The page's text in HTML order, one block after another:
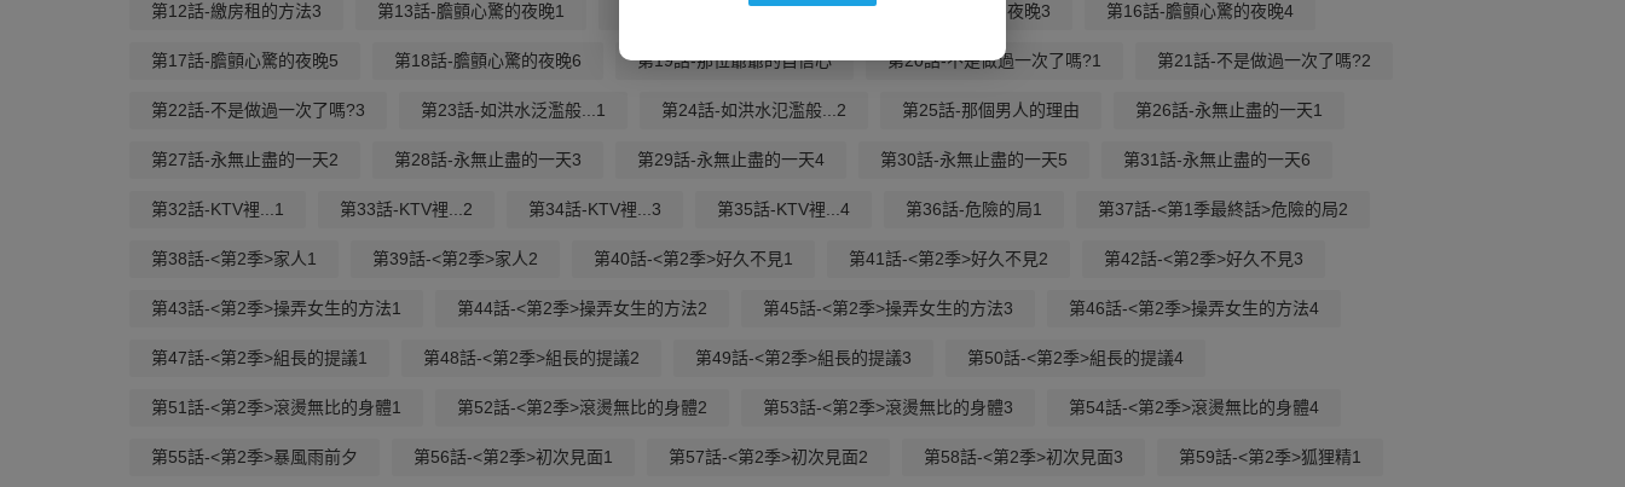
第12話-繳房租的方法3 第13話-膽顫心驚的夜晚1 第14話-膽顫心驚的夜晚2 第15話-膽顫心驚的夜晚3 第16話-膽顫心驚的夜晚4
第17話-膽顫心驚的夜晚5 第18話-膽顫心驚的夜晚6 第19話-那位爺爺的自信心 第20話-不是做過一次了嗎?1 第21話-不是做過一次了嗎?2
第22話-不是做過一次了嗎?3 第23話-如洪水泛濫般...1 第24話-如洪水氾濫般...2 第25話-那個男人的理由 第26話-永無止盡的一天1
第27話-永無止盡的一天2 第28話-永無止盡的一天3 第29話-永無止盡的一天4 第30話-永無止盡的一天5 第31話-永無止盡的一天6
第32話-KTV裡...1 第33話-KTV裡...2 第34話-KTV裡...3 第35話-KTV裡...4 第36話-危險的局1 第37話-<第1季最終話>危險的局2
第38話-<第2季>家人1 第39話-<第2季>家人2 第40話-<第2季>好久不見1 第41話-<第2季>好久不見2 第42話-<第2季>好久不見3
第43話-<第2季>操弄女生的方法1 第44話-<第2季>操弄女生的方法2 第45話-<第2季>操弄女生的方法3 第46話-<第2季>操弄女生的方法4
第47話-<第2季>組長的提議1 第48話-<第2季>組長的提議2 第49話-<第2季>組長的提議3 第50話-<第2季>組長的提議4
第51話-<第2季>滾燙無比的身體1 第52話-<第2季>滾燙無比的身體2 第53話-<第2季>滾燙無比的身體3 第54話-<第2季>滾燙無比的身體4
第55話-<第2季>暴風雨前夕 第56話-<第2季>初次見面1 第57話-<第2季>初次見面2 第58話-<第2季>初次見面3 第59話-<第2季>狐狸精1